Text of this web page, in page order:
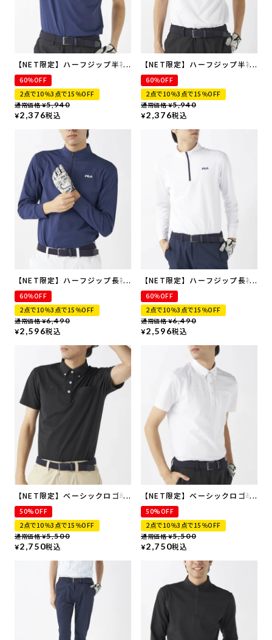
【NET限定】ハーフジップ半袖
シャツ | 吸汗速乾・UVカット
60％OFF
2点で10％3点で15％OFF
通常価格 ¥5,940
¥2,376税込
【NET限定】ハーフジップ半袖
シャツ | 吸汗速乾・UVカット
60％OFF
2点で10％3点で15％OFF
通常価格 ¥5,940
¥2,376税込
【NET限定】ハーフジップ長袖
シャツ | 吸汗速乾・UVカット
60％OFF
2点で10％3点で15％OFF
通常価格 ¥6,490
¥2,596税込
【NET限定】ハーフジップ長袖
シャツ | 吸汗速乾・UVカット
60％OFF
2点で10％3点で15％OFF
通常価格 ¥6,490
¥2,596税込
【NET限定】ベーシックロゴ半
袖ポロシャツ | 吸汗速乾・UVカ
ット
50%OFF
2点で10％3点で15％OFF
通常価格 ¥5,500
¥2,750税込
【NET限定】ベーシックロゴ半
袖ポロシャツ | 吸汗速乾・UVカ
ット
50%OFF
2点で10％3点で15％OFF
通常価格 ¥5,500
¥2,750税込